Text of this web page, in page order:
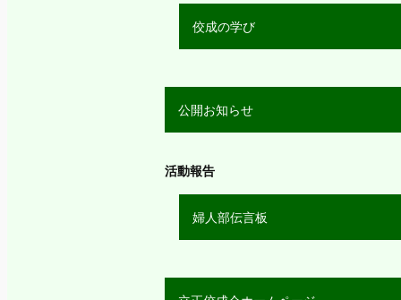
佼成の学び
公開お知らせ
活動報告
婦人部伝言板